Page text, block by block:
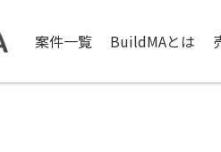
案件一覧 BuildMAとは